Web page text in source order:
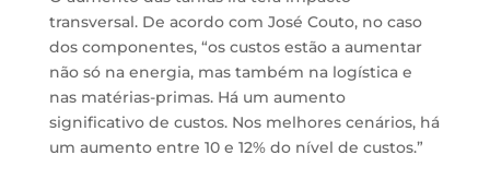
transversal. De acordo com José Couto, no caso
dos componentes, “os custos estão a aumentar
não só na energia, mas também na logística e
nas matérias-primas. Há um aumento
significativo de custos. Nos melhores cenários, há
um aumento entre 10 e 12% do nível de custos.”